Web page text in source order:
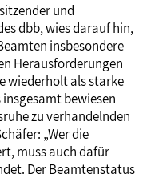
und
dbb, wies darauf hin,
insbesondere
Herausforderungen
wiederholt als starke
bewiesen
zu verhandelnden
„Wer die
muss auch dafür
Der Beamtenstatus